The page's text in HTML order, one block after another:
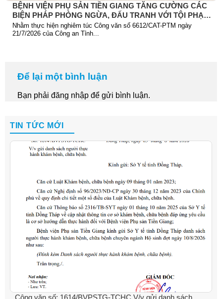
BỆNH VIỆN PHỤ SẢN TIỀN GIANG TĂNG CƯỜNG CÁC
BIỆN PHÁP PHÒNG NGỪA, ĐẤU TRANH VỚI TỘI PHẠM
TRỘM CẮP TÀI SẢN
Nhằm thực hiện nghiêm túc Công văn số 6612/CAT-PTM ngày
21/7/2026 của Công an Tỉnh...
Để lại một bình luận
Bạn phải đăng nhậpđể gửi bình luận.
TIN TỨC MỚI